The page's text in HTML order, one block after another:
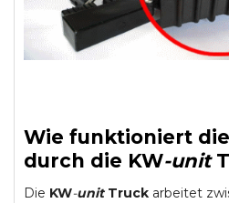
Wie funktioniert
durch die KW-unit
Die KW-unit Truck arbeitet